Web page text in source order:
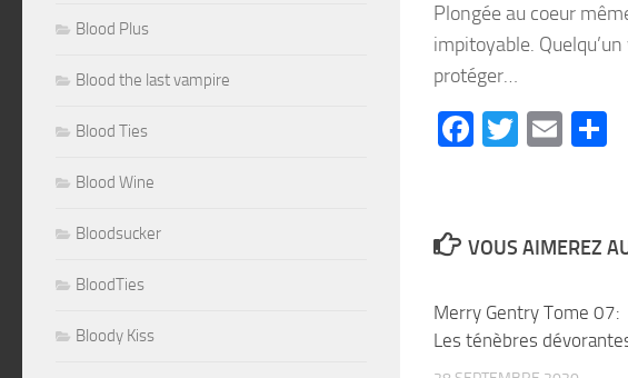
Plongée au coeur
impitoyable.
protéger…
Facebook
Twitter
Email
VOUS AIMEREZ
Merry Gentry Tome 07:
Les ténèbres
Blood Plus
Blood the last vampire
Blood Ties
Blood Wine
Bloodsucker
BloodTies
Bloody Kiss